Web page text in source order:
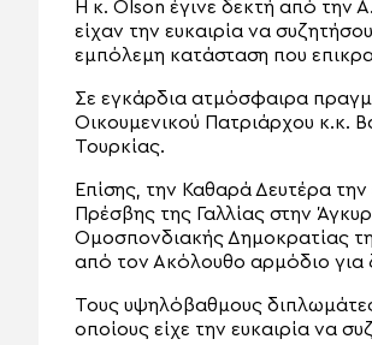
Η κ. Olson έγινε δεκτή από την
είχαν την ευκαιρία να
εμπόλεμη κατάσταση που
Σε εγκάρδια ατμόσφαιρα
Οικουμενικού Πατριάρχου κ.κ.
Τουρκίας.
Επίσης, την Καθαρά Δευτέρα
Πρέσβης της Γαλλίας στην
Ομοσπονδιακής Δημοκρατίας
από τον Ακόλουθο αρμόδιο για
Τους υψηλόβαθμους
οποίους είχε την ευκαιρία να